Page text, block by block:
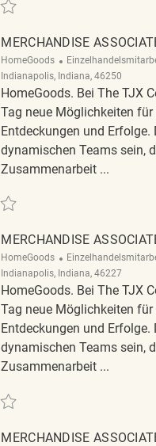
MERCHANDISE
HomeGoods Kategorie
Indianapolis, Indiana, 46250
HomeGoods. Bei The TJX
Tag neue Möglichkeiten
Entdeckungen und Erfolge.
dynamischen Teams sein,
Zusammenarbeit ...
Retten Merchandise Associate
MERCHANDISE
HomeGoods Kategorie
Indianapolis, Indiana, 46227
HomeGoods. Bei The TJX
Tag neue Möglichkeiten
Entdeckungen und
dynamischen Teams sein,
Zusammenarbeit ...
Retten Merchandise Associate
MERCHANDISE